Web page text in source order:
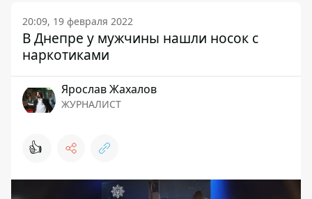
20:09, 19 февраля 2022
В Днепре у мужчины нашли носок с
наркотиками
Ярослав Жахалов
ЖУРНАЛИСТ
👍